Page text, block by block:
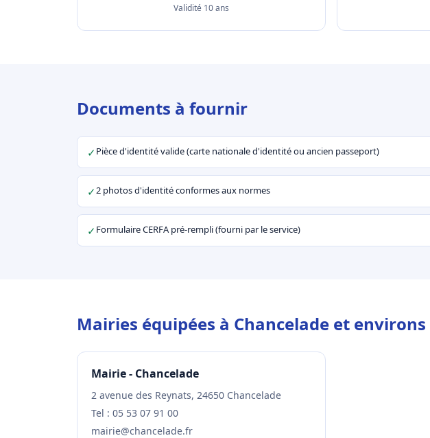
Validité 10 ans
Documents à fournir
✓ Pièce d'identité valide (carte nationale d'identité ou ancien passeport)
✓2 photos d'identité conformes aux normes
✓ Formulaire CERFA pré-rempli (fourni par le service)
Mairies équipées à Chancelade et environs
Mairie - Chancelade
2 avenue des Reynats, 24650 Chancelade
Tel : 05 53 07 91 00
mairie@chancelade.fr